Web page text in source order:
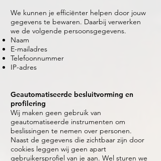
We kunnen je efficiënter helpen door jouw
gegevens te bewaren. Daarbij verwerken
we de volgende persoonsgegevens.
Naam
E-mailadres
Telefoonnummer
IP-adres
Geautomatiseerde besluitvorming en
profilering
Wij maken geen gebruik van
geautomatiseerde instrumenten om
beslissingen te nemen over personen.
Naast de gegevens die zichtbaar zijn door
cookies leggen wij geen apart
gebruikersprofiel van je aan. Wel sturen we